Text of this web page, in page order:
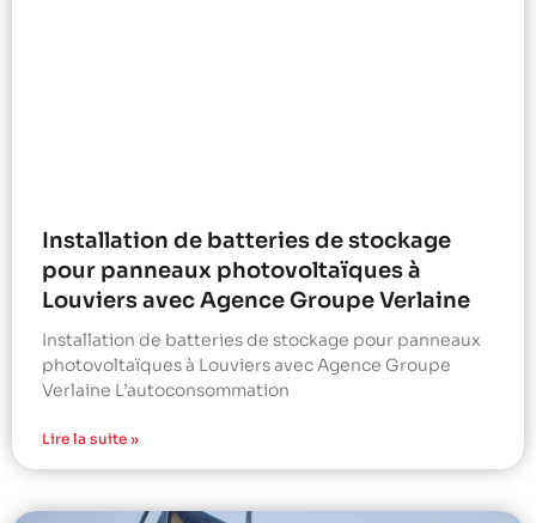
Installation de batteries de stockage
pour panneaux photovoltaïques à
Louviers avec Agence Groupe Verlaine
Installation de batteries de stockage pour panneaux
photovoltaïques à Louviers avec Agence Groupe
Verlaine L’autoconsommation
Lire la suite »